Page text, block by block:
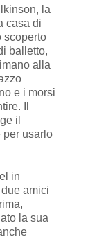
la
casa di
scoperto
balletto,
alla
e i morsi
Il
il
per usarlo
in
amici
la sua